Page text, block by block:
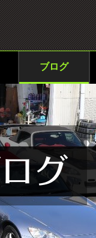
ブログ
グ